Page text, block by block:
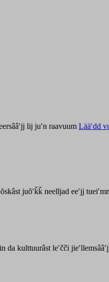
lij juʹn raavuum Lääʹdd
juõʹǩǩ neelljad eeʹjj
da kulttuurâst leʹčči